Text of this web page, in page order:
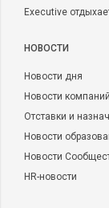
Executive
НОВОСТИ
Новости дня
Новости компаний
Отставки и
Новости
Новости
HR-новости